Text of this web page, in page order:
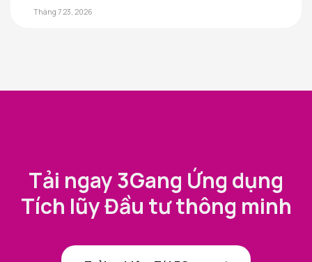
Tháng 7 23, 2026
Tải ngay 3Gang Ứng dụng
Tích lũy Đầu tư thông minh